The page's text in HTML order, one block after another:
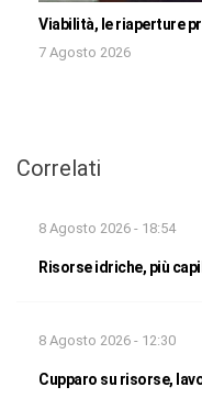
Viabilità, le riaperture
7 Agosto 2026
Correlati
8 Agosto 2026 - 18:54
Risorse idriche, più
8 Agosto 2026 - 12:30
Cupparo su risorse,